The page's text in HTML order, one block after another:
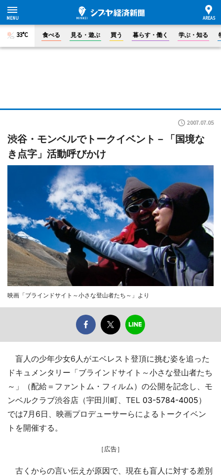
33°C 食べる 見る・遊ぶ 買う 暮らす・働く 学ぶ・知る
2007.07.05
渋谷・モンベルでトークイベント－「国境な
き点字」活動呼びかけ
映画「ブラインドサイト～小さな登山者たち～」より
盲人の少年少女6人がエベレスト登頂に挑む姿を追った
ドキュメンタリー「ブラインドサイト～小さな登山者たち
～」（配給＝ファントム・フィルム）の公開を記念し、モ
ンベルクラブ渋谷店（宇田川町、TEL 03-5784-4005）
では7月6日、映画プロデューサーらによるトークイベン
トを開催する。
［広告］
古くからの言い伝えが原因で、現在も盲人に対する差別